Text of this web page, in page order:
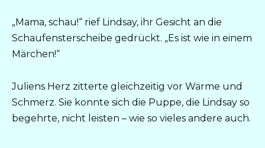
„Mama, schau!“ rief Lindsay, ihr Gesicht an die
Schaufensterscheibe gedrückt. „Es ist wie in einem
Märchen!“
Juliens Herz zitterte gleichzeitig vor Wärme und
Schmerz. Sie konnte sich die Puppe, die Lindsay so
begehrte, nicht leisten – wie so vieles andere auch.